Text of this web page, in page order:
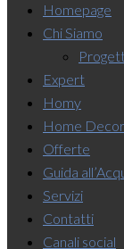
Homepage
Chi Siamo
Expert
Homy
Home Decor
Offerte
Guida
Servizi
Contatti
Canali social